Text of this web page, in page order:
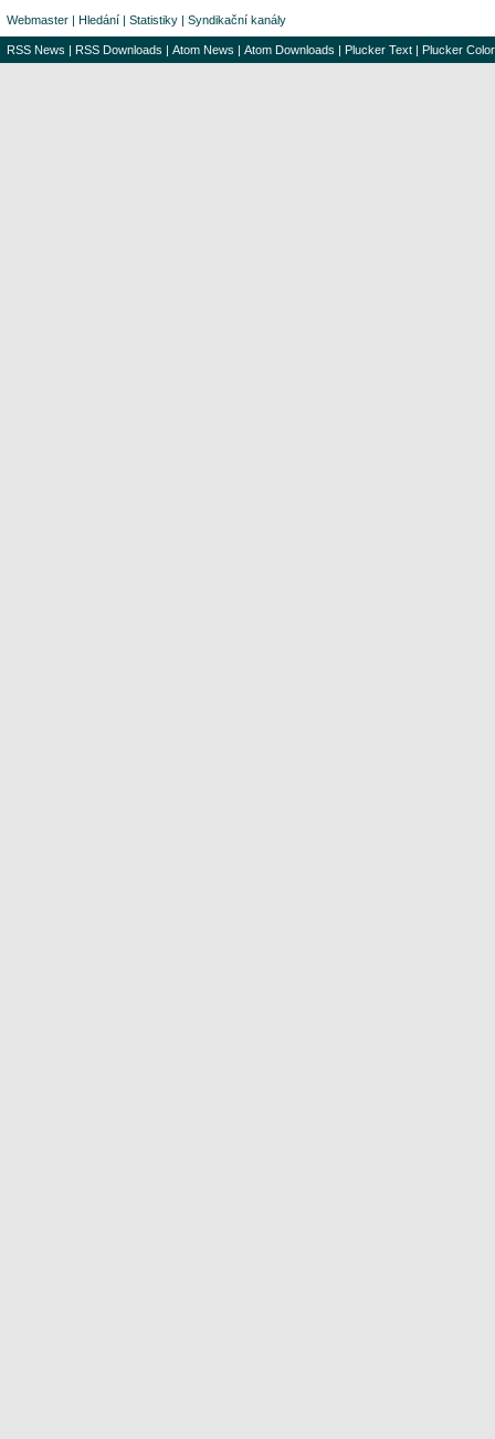
Webmaster | Hledání | Statistiky | Syndikační kanály
RSS News | RSS Downloads | Atom News | Atom Downloads | Plucker Text | Plucker Color